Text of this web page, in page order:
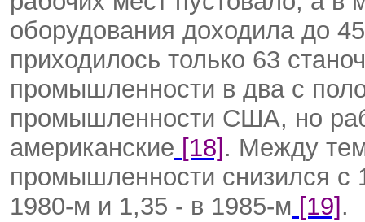
оборудования доходила до
приходилось только 63
промышленности в два с
промышленности США, но
американские [18] . Между
промышленности снизился с
1980-м и 1,35 - в 1985-м [19] .